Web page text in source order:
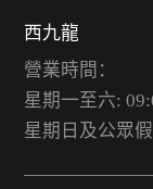
西九龍
營業時間：
星期一至六:
星期日及公眾